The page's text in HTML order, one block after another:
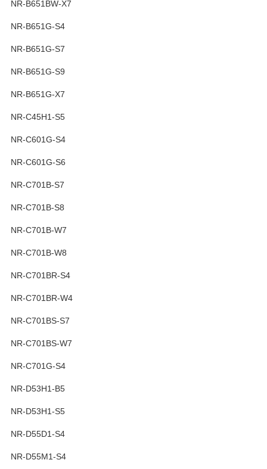
NR-B651BW-X7
NR-B651G-S4
NR-B651G-S7
NR-B651G-S9
NR-B651G-X7
NR-C45H1-S5
NR-C601G-S4
NR-C601G-S6
NR-C701B-S7
NR-C701B-S8
NR-C701B-W7
NR-C701B-W8
NR-C701BR-S4
NR-C701BR-W4
NR-C701BS-S7
NR-C701BS-W7
NR-C701G-S4
NR-D53H1-B5
NR-D53H1-S5
NR-D55D1-S4
NR-D55M1-S4